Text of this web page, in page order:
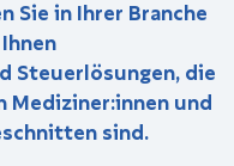
Sie in Ihrer Branche
Steuerlösungen, die
Mediziner:innen und
sind.